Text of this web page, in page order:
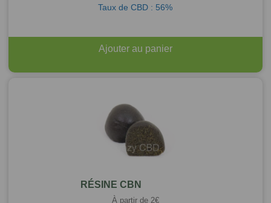
Taux de CBD : 56%
Ajouter au panier
RÉSINE CBN
À partir de 2€